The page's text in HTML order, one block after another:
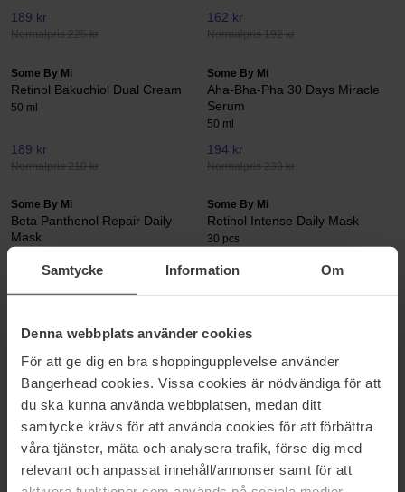
Samtycke Information Om
Denna webbplats använder cookies
För att ge dig en bra shoppingupplevelse använder
Bangerhead cookies. Vissa cookies är nödvändiga för att
du ska kunna använda webbplatsen, medan ditt
samtycke krävs för att använda cookies för att förbättra
våra tjänster, mäta och analysera trafik, förse dig med
relevant och anpassat innehåll/annonser samt för att
189 kr
Normalpris 225 kr
162 kr
Normalpris 192 kr
Some By Mi
Retinol Bakuchiol Dual Cream
50 ml
189 kr
Normalpris 210 kr
Some By Mi
Aha-Bha-Pha 30 Days Miracle
Serum
50 ml
194 kr
Normalpris 233 kr
Some By Mi
Beta Panthenol Repair Daily
Mask
Normalpris 234 kr
Some By Mi
Retinol Intense Daily Mask
30 pcs
Normalpris 250 kr
Some By Mi
Brightening Cream
40 ml
198 kr
Normalpris 221 kr
Some By Mi
50 ml
167 kr
Normalpris 201 kr
Some By Mi
Aha-Bha-Pha 30 Days Miracle
Some By Mi
Beta Panthenol Repair Serum